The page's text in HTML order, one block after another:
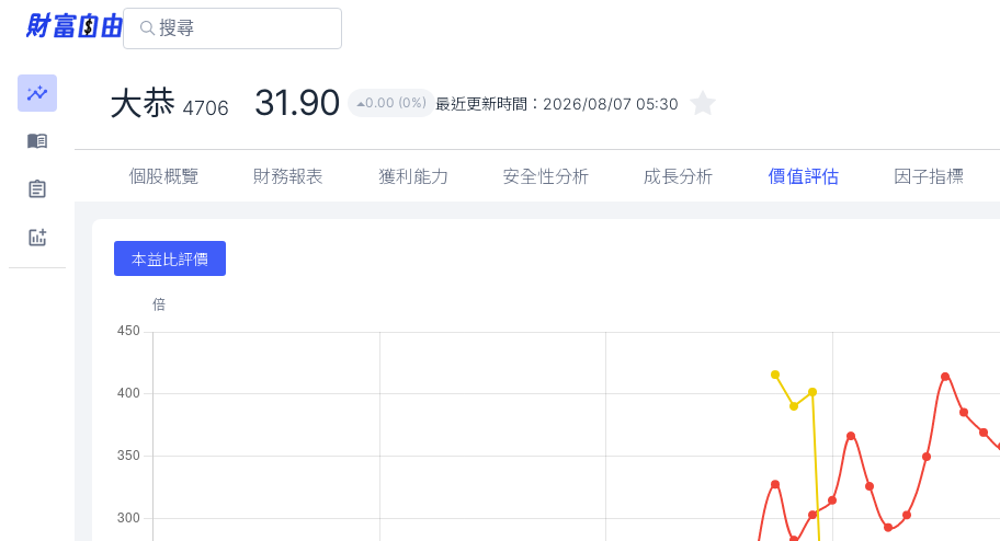
大恭 4706 31.90 0.00 (0%) 最近更新時間： 2026/08/07 05:30
個股概覽 財務報表 獲利能力 安全性分析 成長分析 價值評估 因子指標
本益比評價